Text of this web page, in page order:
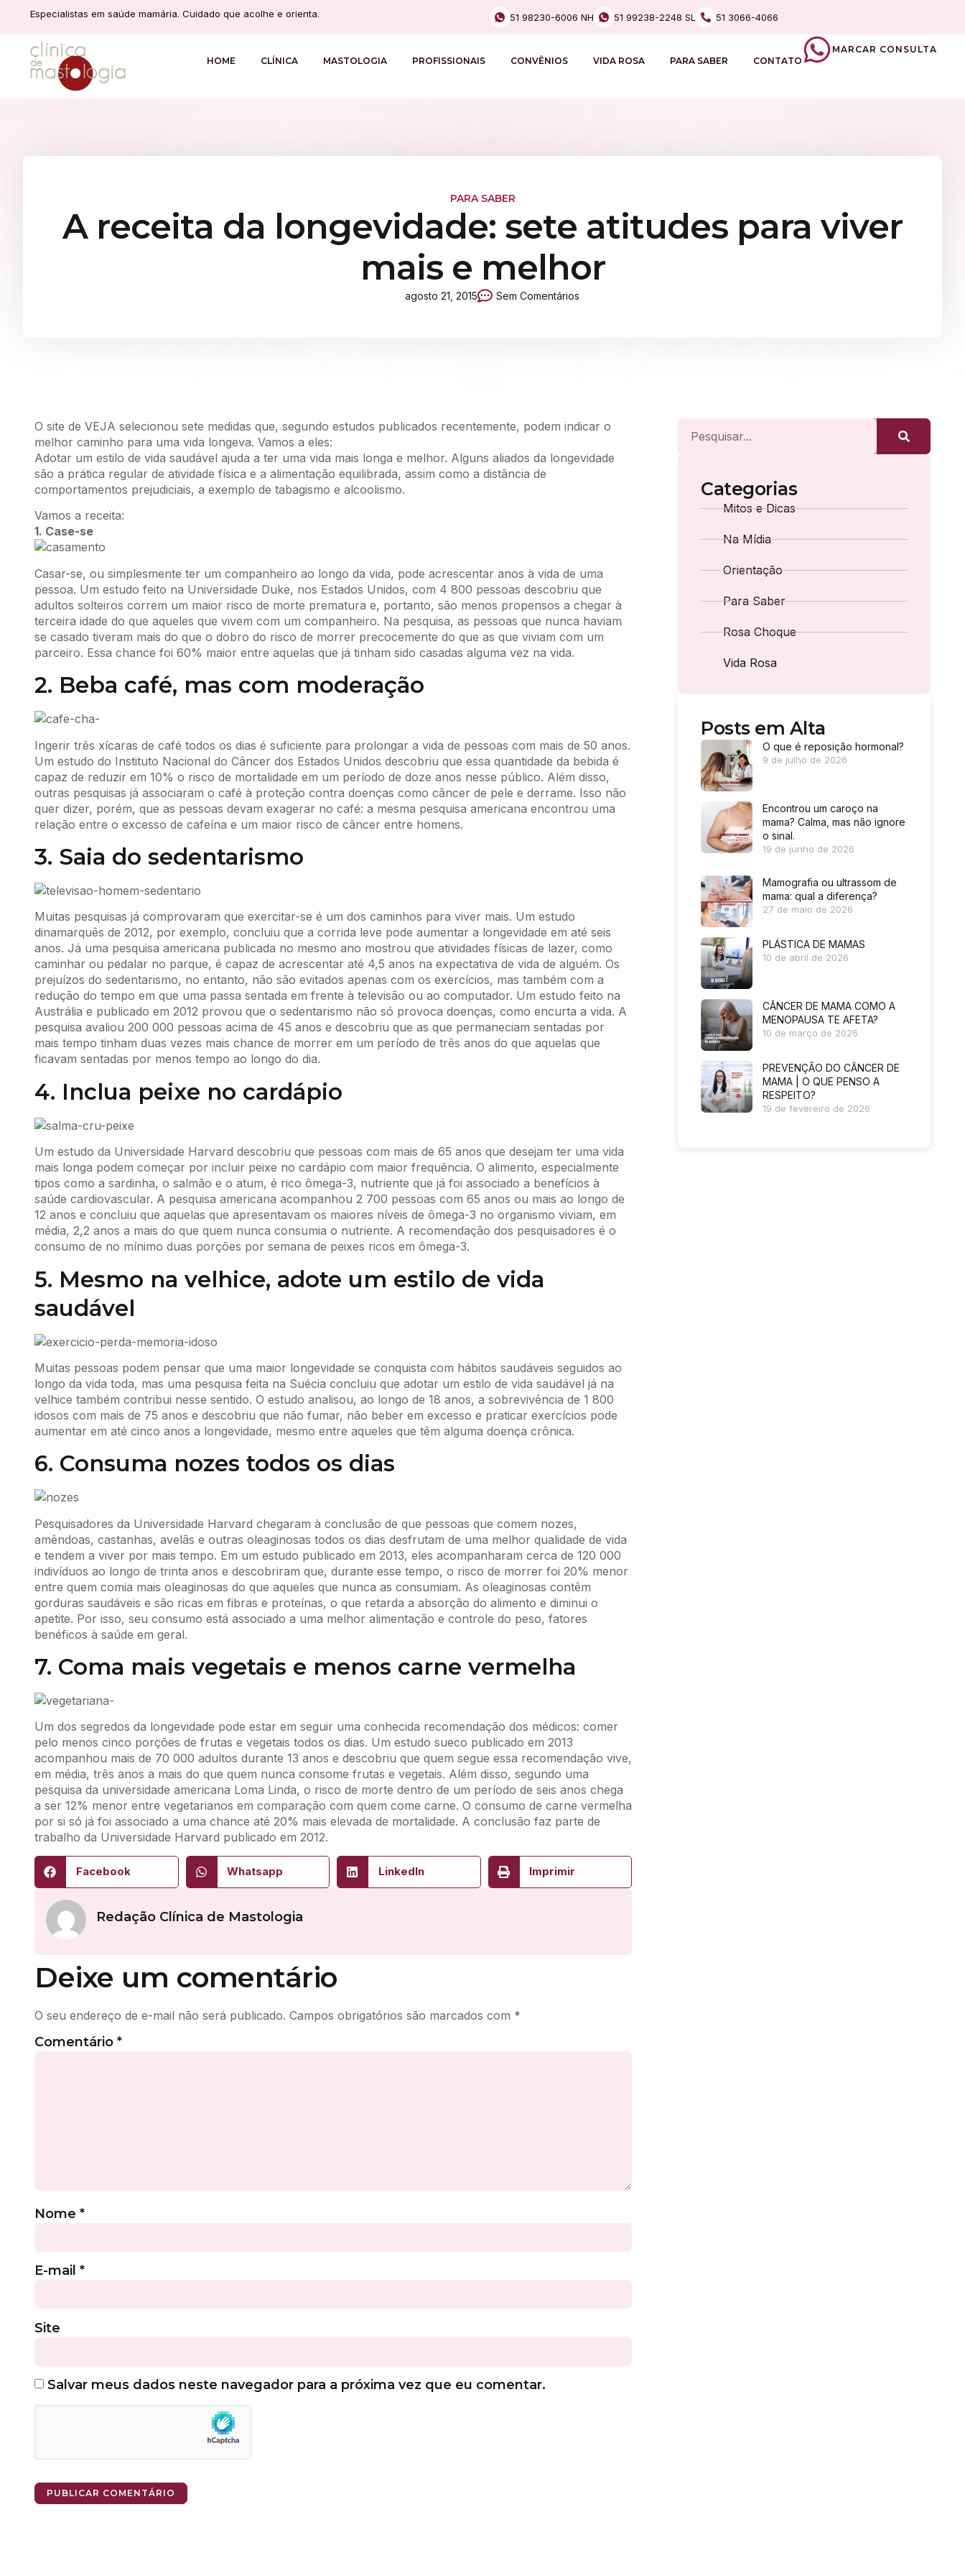
Especialistas em saúde mamária. Cuidado que acolhe e orienta. 51 98230-6006 NH 51 99238-2248 SL 51 3066-4066
HOME CLÍNICA MASTOLOGIA PROFISSIONAIS CONVÊNIOS VIDA ROSA PARA SABER CONTATO
MARCAR CONSULTA
PARA SABER
A receita da longevidade: sete atitudes para viver
mais e melhor
agosto 21, 2015 Sem Comentários
O site de VEJA selecionou sete medidas que, segundo estudos publicados recentemente, podem indicar o
melhor caminho para uma vida longeva. Vamos a eles:
Adotar um estilo de vida saudável ajuda a ter uma vida mais longa e melhor. Alguns aliados da longevidade
são a prática regular de atividade física e a alimentação equilibrada, assim como a distância de
comportamentos prejudiciais, a exemplo de tabagismo e alcoolismo.
Vamos a receita:
1. Case-se
Casar-se, ou simplesmente ter um companheiro ao longo da vida, pode acrescentar anos à vida de uma
pessoa. Um estudo feito na Universidade Duke, nos Estados Unidos, com 4 800 pessoas descobriu que
adultos solteiros correm um maior risco de morte prematura e, portanto, são menos propensos a chegar à
terceira idade do que aqueles que vivem com um companheiro. Na pesquisa, as pessoas que nunca haviam
se casado tiveram mais do que o dobro do risco de morrer precocemente do que as que viviam com um
parceiro. Essa chance foi 60% maior entre aquelas que já tinham sido casadas alguma vez na vida.
2. Beba café, mas com moderação
Ingerir três xícaras de café todos os dias é suficiente para prolongar a vida de pessoas com mais de 50 anos.
Um estudo do Instituto Nacional do Câncer dos Estados Unidos descobriu que essa quantidade da bebida é
capaz de reduzir em 10% o risco de mortalidade em um período de doze anos nesse público. Além disso,
outras pesquisas já associaram o café à proteção contra doenças como câncer de pele e derrame. Isso não
quer dizer, porém, que as pessoas devam exagerar no café: a mesma pesquisa americana encontrou uma
relação entre o excesso de cafeína e um maior risco de câncer entre homens.
3. Saia do sedentarismo
Muitas pesquisas já comprovaram que exercitar-se é um dos caminhos para viver mais. Um estudo
dinamarquês de 2012, por exemplo, concluiu que a corrida leve pode aumentar a longevidade em até seis
anos. Já uma pesquisa americana publicada no mesmo ano mostrou que atividades físicas de lazer, como
caminhar ou pedalar no parque, é capaz de acrescentar até 4,5 anos na expectativa de vida de alguém. Os
prejuízos do sedentarismo, no entanto, não são evitados apenas com os exercícios, mas também com a
redução do tempo em que uma passa sentada em frente à televisão ou ao computador. Um estudo feito na
Austrália e publicado em 2012 provou que o sedentarismo não só provoca doenças, como encurta a vida. A
pesquisa avaliou 200 000 pessoas acima de 45 anos e descobriu que as que permaneciam sentadas por
mais tempo tinham duas vezes mais chance de morrer em um período de três anos do que aquelas que
ficavam sentadas por menos tempo ao longo do dia.
4. Inclua peixe no cardápio
Um estudo da Universidade Harvard descobriu que pessoas com mais de 65 anos que desejam ter uma vida
mais longa podem começar por incluir peixe no cardápio com maior frequência. O alimento, especialmente
tipos como a sardinha, o salmão e o atum, é rico ômega-3, nutriente que já foi associado a benefícios à
saúde cardiovascular. A pesquisa americana acompanhou 2 700 pessoas com 65 anos ou mais ao longo de
12 anos e concluiu que aquelas que apresentavam os maiores níveis de ômega-3 no organismo viviam, em
média, 2,2 anos a mais do que quem nunca consumia o nutriente. A recomendação dos pesquisadores é o
consumo de no mínimo duas porções por semana de peixes ricos em ômega-3.
5. Mesmo na velhice, adote um estilo de vida
saudável
Muitas pessoas podem pensar que uma maior longevidade se conquista com hábitos saudáveis seguidos ao
longo da vida toda, mas uma pesquisa feita na Suécia concluiu que adotar um estilo de vida saudável já na
velhice também contribui nesse sentido. O estudo analisou, ao longo de 18 anos, a sobrevivência de 1 800
idosos com mais de 75 anos e descobriu que não fumar, não beber em excesso e praticar exercícios pode
aumentar em até cinco anos a longevidade, mesmo entre aqueles que têm alguma doença crônica.
6. Consuma nozes todos os dias
Pesquisadores da Universidade Harvard chegaram à conclusão de que pessoas que comem nozes,
amêndoas, castanhas, avelãs e outras oleaginosas todos os dias desfrutam de uma melhor qualidade de vida
e tendem a viver por mais tempo. Em um estudo publicado em 2013, eles acompanharam cerca de 120 000
indivíduos ao longo de trinta anos e descobriram que, durante esse tempo, o risco de morrer foi 20% menor
entre quem comia mais oleaginosas do que aqueles que nunca as consumiam. As oleaginosas contêm
gorduras saudáveis e são ricas em fibras e proteínas, o que retarda a absorção do alimento e diminui o
apetite. Por isso, seu consumo está associado a uma melhor alimentação e controle do peso, fatores
benéficos à saúde em geral.
7. Coma mais vegetais e menos carne vermelha
Um dos segredos da longevidade pode estar em seguir uma conhecida recomendação dos médicos: comer
pelo menos cinco porções de frutas e vegetais todos os dias. Um estudo sueco publicado em 2013
acompanhou mais de 70 000 adultos durante 13 anos e descobriu que quem segue essa recomendação vive,
em média, três anos a mais do que quem nunca consome frutas e vegetais. Além disso, segundo uma
pesquisa da universidade americana Loma Linda, o risco de morte dentro de um período de seis anos chega
a ser 12% menor entre vegetarianos em comparação com quem come carne. O consumo de carne vermelha
por si só já foi associado a uma chance até 20% mais elevada de mortalidade. A conclusão faz parte de
trabalho da Universidade Harvard publicado em 2012.
Facebook Whatsapp LinkedIn Imprimir
Redação Clínica de Mastologia
Deixe um comentário
O seu endereço de e-mail não será publicado. Campos obrigatórios são marcados com *
Comentário *
Nome *
E-mail *
Site
Salvar meus dados neste navegador para a próxima vez que eu comentar.
Categorias
Mitos e Dicas
Na Mídia
Orientação
Para Saber
Rosa Choque
Vida Rosa
Posts em Alta
O que é reposição hormonal?
9 de julho de 2026
Encontrou um caroço na
mama? Calma, mas não ignore
o sinal.
19 de junho de 2026
Mamografia ou ultrassom de
mama: qual a diferença?
27 de maio de 2026
PLÁSTICA DE MAMAS
10 de abril de 2026
CÂNCER DE MAMA COMO A
MENOPAUSA TE AFETA?
10 de março de 2026
PREVENÇÃO DO CÂNCER DE
MAMA | O QUE PENSO A
RESPEITO?
19 de fevereiro de 2026